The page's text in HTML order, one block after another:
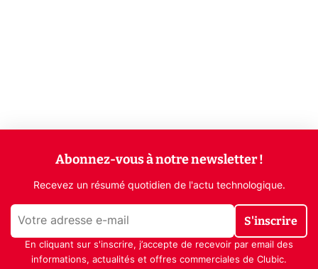
Abonnez-vous à notre newsletter !
Recevez un résumé quotidien de l'actu technologique.
S'inscrire
En cliquant sur s'inscrire, j’accepte de recevoir par email des
informations, actualités et offres commerciales de Clubic.